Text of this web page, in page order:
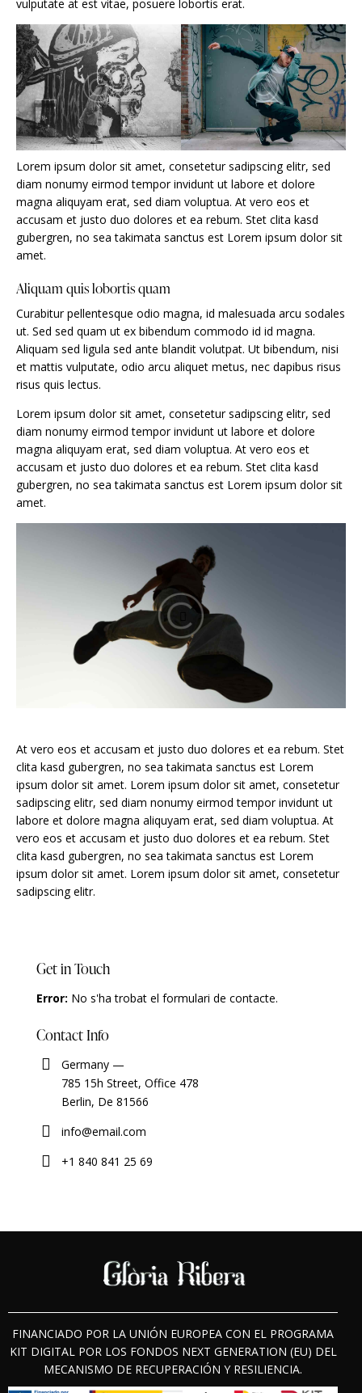
vulputate at est vitae, posuere lobortis erat.
Lorem ipsum dolor sit amet, consetetur sadipscing elitr, sed
diam nonumy eirmod tempor invidunt ut labore et dolore
magna aliquyam erat, sed diam voluptua. At vero eos et
accusam et justo duo dolores et ea rebum. Stet clita kasd
gubergren, no sea takimata sanctus est Lorem ipsum dolor sit
amet.
Aliquam quis lobortis quam
Curabitur pellentesque odio magna, id malesuada arcu sodales
ut. Sed sed quam ut ex bibendum commodo id id magna.
Aliquam sed ligula sed ante blandit volutpat. Ut bibendum, nisi
et mattis vulputate, odio arcu aliquet metus, nec dapibus risus
risus quis lectus.
Lorem ipsum dolor sit amet, consetetur sadipscing elitr, sed
diam nonumy eirmod tempor invidunt ut labore et dolore
magna aliquyam erat, sed diam voluptua. At vero eos et
accusam et justo duo dolores et ea rebum. Stet clita kasd
gubergren, no sea takimata sanctus est Lorem ipsum dolor sit
amet.
At vero eos et accusam et justo duo dolores et ea rebum. Stet
clita kasd gubergren, no sea takimata sanctus est Lorem
ipsum dolor sit amet. Lorem ipsum dolor sit amet, consetetur
sadipscing elitr, sed diam nonumy eirmod tempor invidunt ut
labore et dolore magna aliquyam erat, sed diam voluptua. At
vero eos et accusam et justo duo dolores et ea rebum. Stet
clita kasd gubergren, no sea takimata sanctus est Lorem
ipsum dolor sit amet. Lorem ipsum dolor sit amet, consetetur
sadipscing elitr.
Get in Touch
Error: No s'ha trobat el formulari de contacte.
Contact Info
Germany —
785 15h Street, Office 478
Berlin, De 81566
info@email.com
+1 840 841 25 69
FINANCIADO POR LA UNIÓN EUROPEA CON EL PROGRAMA
KIT DIGITAL POR LOS FONDOS NEXT GENERATION (EU) DEL
MECANISMO DE RECUPERACIÓN Y RESILIENCIA.